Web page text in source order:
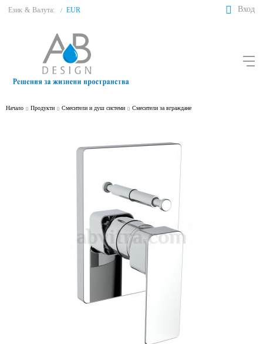
Език & Валута: / EUR Вход
Начало Продукти Смесители и душ системи Смесители за вграждане